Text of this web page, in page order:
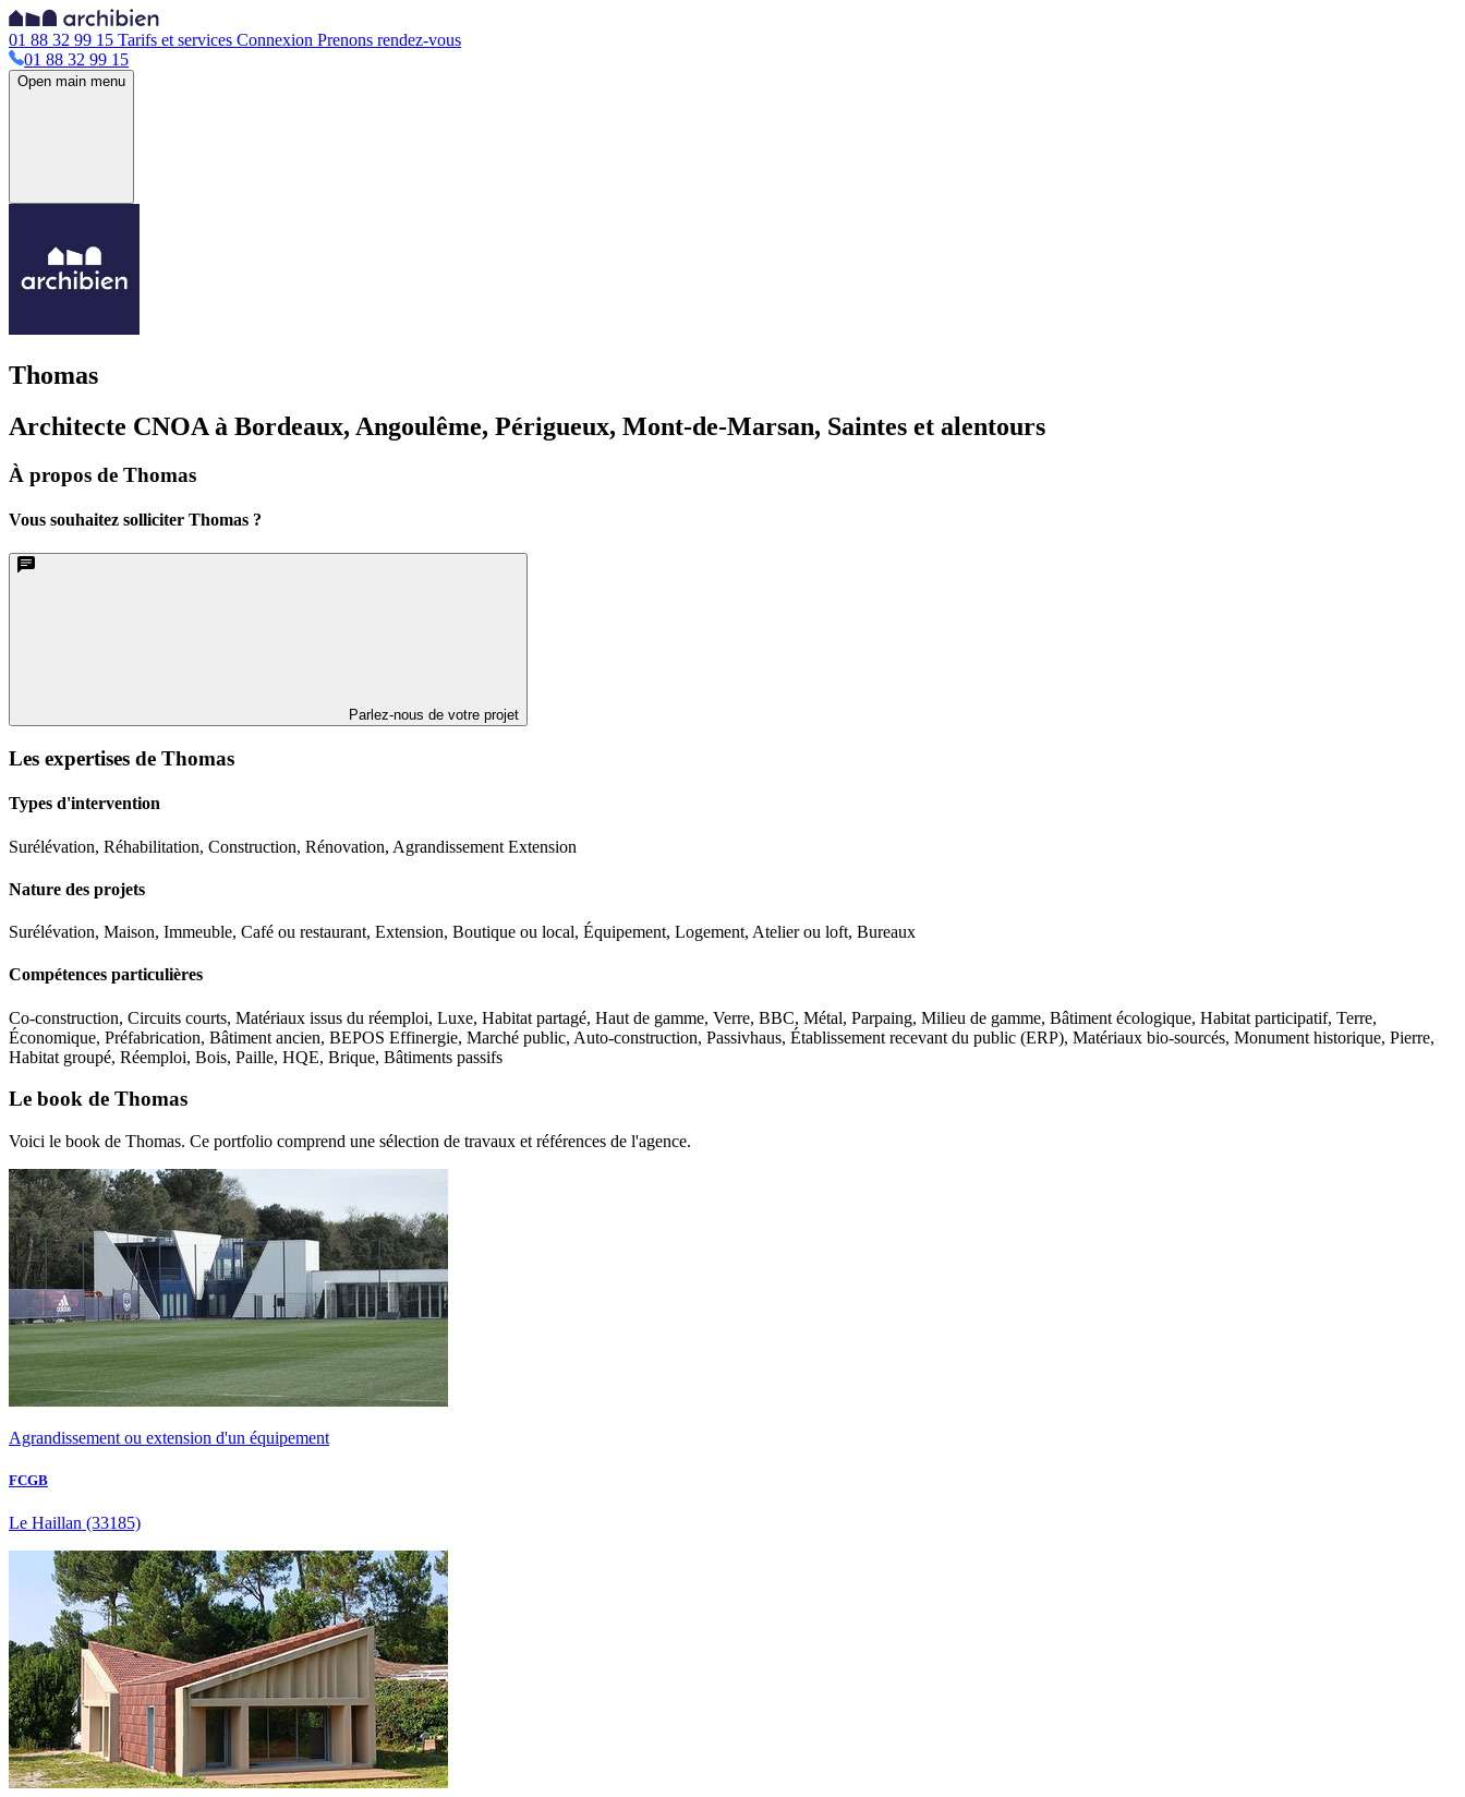
01 88 32 99 15 Tarifs et services Connexion Prenons rendez-vous
01 88 32 99 15
Open main menu
Thomas
Architecte CNOA à Bordeaux, Angoulême, Périgueux, Mont-de-Marsan, Saintes et alentours
À propos de Thomas
Vous souhaitez solliciter Thomas ?
Parlez-nous de votre projet
Les expertises de Thomas
Types d'intervention
Surélévation, Réhabilitation, Construction, Rénovation, Agrandissement Extension
Nature des projets
Surélévation, Maison, Immeuble, Café ou restaurant, Extension, Boutique ou local, Équipement, Logement, Atelier ou loft, Bureaux
Compétences particulières
Co-construction, Circuits courts, Matériaux issus du réemploi, Luxe, Habitat partagé, Haut de gamme, Verre, BBC, Métal, Parpaing, Milieu de gamme, Bâtiment écologique, Habitat participatif, Terre,
Économique, Préfabrication, Bâtiment ancien, BEPOS Effinergie, Marché public, Auto-construction, Passivhaus, Établissement recevant du public (ERP), Matériaux bio-sourcés, Monument historique, Pierre,
Habitat groupé, Réemploi, Bois, Paille, HQE, Brique, Bâtiments passifs
Le book de Thomas
Voici le book de Thomas. Ce portfolio comprend une sélection de travaux et références de l'agence.
Agrandissement ou extension d'un équipement
FCGB
Le Haillan (33185)